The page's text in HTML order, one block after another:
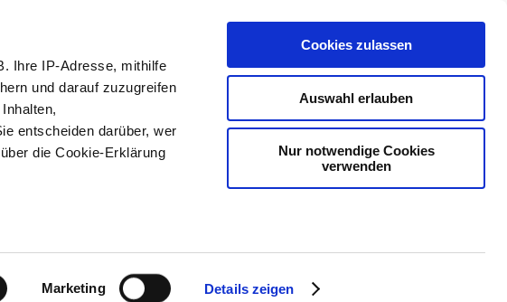
Ihre IP-Adresse, mithilfe
und darauf zuzugreifen
entscheiden darüber, wer
die Cookie-Erklärung
identifizieren
Marketing Details zeigen
Cookies zulassen
Auswahl erlauben
Nur notwendige Cookies
verwenden
teachSam-
Deutsch